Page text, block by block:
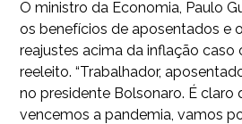
O ministro da Economia, Paulo
os benefícios de aposentados e
reajustes acima da inflação caso
reeleito. “Trabalhador,
no presidente Bolsonaro. É claro
vencemos a pandemia, vamos